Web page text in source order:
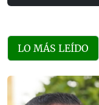
LO MÁS LEÍDO